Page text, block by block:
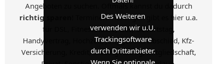
Des Weiteren
verwenden wir u.U.
Trackingsoftware
durch Drittanbieter.
Wenn Sie optionale
Angeboten zu suchen. Oftmals kannst du dadurch
richtig sparen
! Terminerinnerungen gibt es hier u.a.
für DSL, Fitnessstudio, Gas, Geburtstag,
Handyvertrag, Hochzeit, Junggesellenabschied, Kfz-
Versicherung, Kredit, Leasingvertrag, Mitgliedschaft,